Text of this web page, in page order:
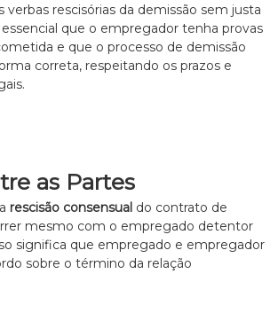
verbas rescisórias da demissão sem justa
que o empregador tenha provas
e que o processo de demissão
correta, respeitando os prazos e
as Partes
rescisão consensualdo contrato de
mesmo com o empregado detentor
significa que empregado e empregador
sobre o término da relação